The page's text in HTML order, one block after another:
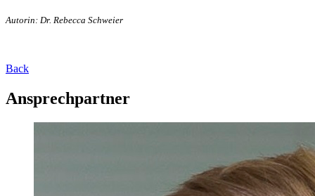
Autorin: Dr. Rebecca Schweier
Back
Ansprechpartner